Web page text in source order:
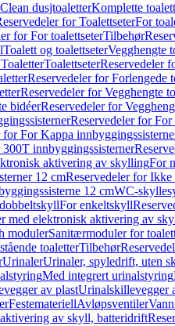
dusjtoaletterKomplette
for ToalettseterFor
for For toalettseterTilbehør
Toalett og toalettseterVegghengte
ToalettseterReservedeler
Reservedeler for Forlengede
Reservedeler for Vegghengte
bidéerReservedeler for
Reservedeler for
for For Kappa
300T innbyggingssisterner
aktivering av skyllingFor
12 cmReservedeler for
12 cmWC-
For enkeltskyll
med elektronisk aktivering av
modulerSanitærmoduler for
toaletterTilbehør
UrinalerUrinaler, spyledrift, uten
Med integrert urinalstyring
av plastUrinalskillevegger
FestemateriellAvløpsventiler
av skyll, batteridrift